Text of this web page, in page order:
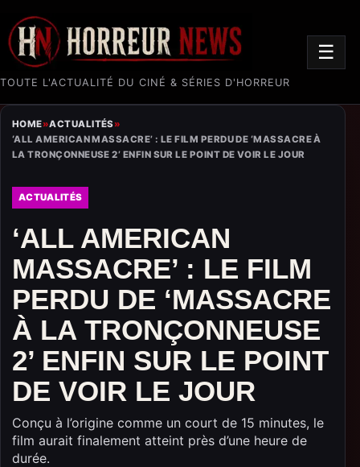
TOUTE L'ACTUALITÉ DU CINÉ & SÉRIES D'HORREUR
☰
HOME»ACTUALITÉS»
‘ALL AMERICAN MASSACRE’ : LE FILM PERDU DE ‘MASSACRE À
LA TRONÇONNEUSE 2’ ENFIN SUR LE POINT DE VOIR LE JOUR
ACTUALITÉS
‘ALL AMERICAN
MASSACRE’ : LE FILM
PERDU DE ‘MASSACRE
À LA TRONÇONNEUSE
2’ ENFIN SUR LE POINT
DE VOIR LE JOUR
Conçu à l’origine comme un court de 15 minutes, le
film aurait finalement atteint près d’une heure de
durée.